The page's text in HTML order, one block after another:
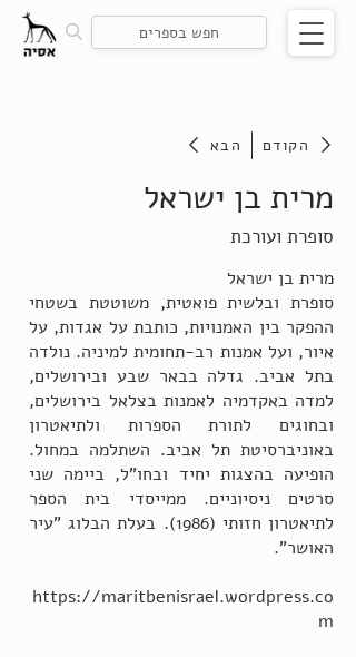
הבא הקודם
מרית בן ישראל
סופרת ועורכת
מרית בן ישראל
סופרת ובלשית פואטית, משוטטת בשטחי
ההפקר בין האמנויות, כותבת על אגדות, על
איור, ועל אמנות רב-תחומית למיניה. נולדה
בתל אביב. גדלה בבאר שבע ובירושלים,
למדה באקדמיה לאמנות בצלאל בירושלים,
ובחוגים לתורת הספרות ולתיאטרון
באוניברסיטת תל אביב. השתלמה במחול.
הופיעה בהצגות יחיד ובחו"ל, ביימה שני
סרטים ניסיוניים. ממייסדי בית הספר
לתיאטרון חזותי (1986). בעלת הבלוג "עיר
האושר".
https://maritbenisrael.wordpress.co
m